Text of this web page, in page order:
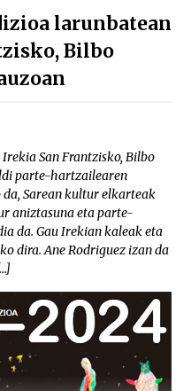
larunbatean
Bilbo
San Frantzisko, Bilbo
parte-hartzailearen
Sarean kultur elkarteak
aniztasuna eta parte-
da. Gau Irekian kaleak eta
dira. Ane Rodriguez izan da